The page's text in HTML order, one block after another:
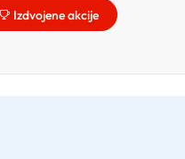
Izdvojene akcije